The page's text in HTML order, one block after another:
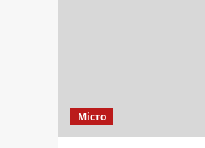
Місто